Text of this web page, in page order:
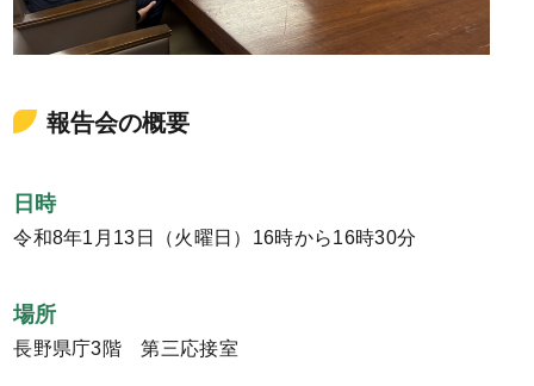
報告会の概要
日時
令和8年1月13日（火曜日）16時から16時30分
場所
長野県庁3階 第三応接室